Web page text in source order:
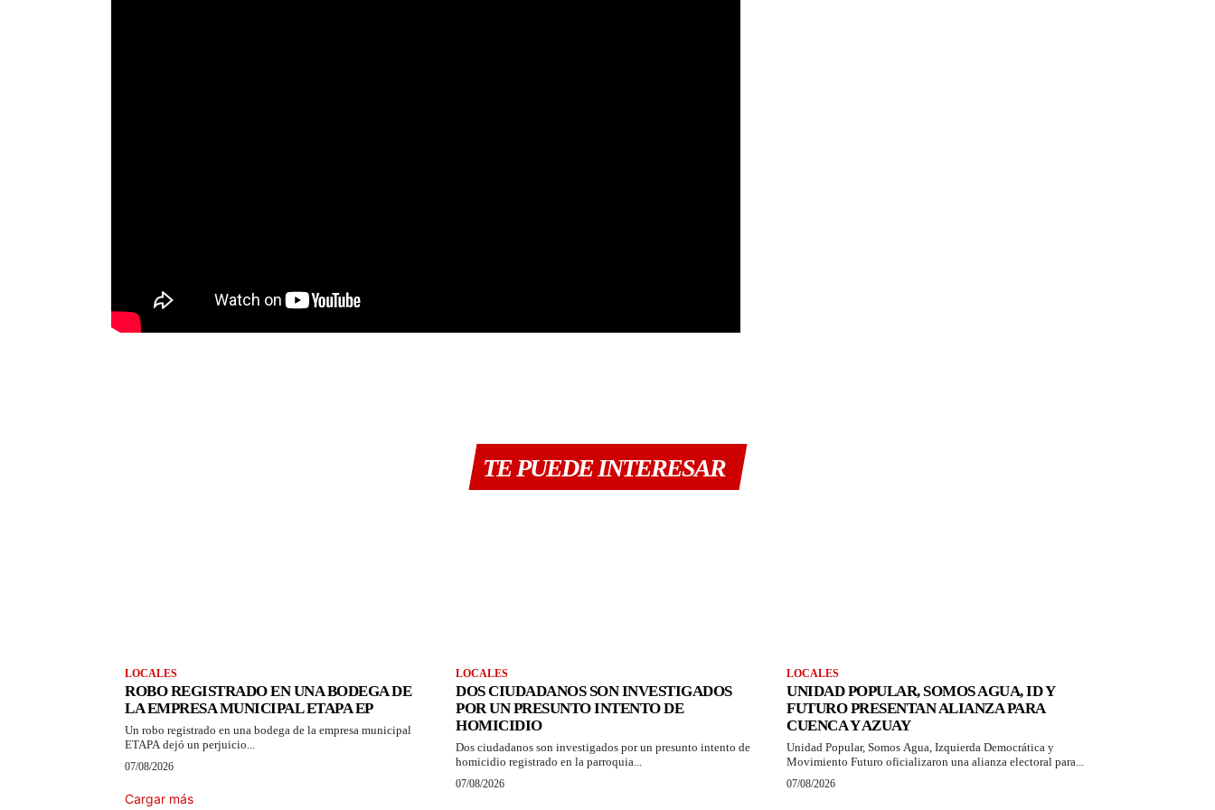
TE PUEDE INTERESAR
LOCALES
ROBO REGISTRADO EN UNA BODEGA DE
LA EMPRESA MUNICIPAL ETAPA EP
Un robo registrado en una bodega de la empresa municipal
ETAPA dejó un perjuicio...
07/08/2026
LOCALES
DOS CIUDADANOS SON INVESTIGADOS
POR UN PRESUNTO INTENTO DE
HOMICIDIO
Dos ciudadanos son investigados por un presunto intento de
homicidio registrado en la parroquia...
07/08/2026
LOCALES
UNIDAD POPULAR, SOMOS AGUA, ID Y
FUTURO PRESENTAN ALIANZA PARA
CUENCA Y AZUAY
Unidad Popular, Somos Agua, Izquierda Democrática y
Movimiento Futuro oficializaron una alianza electoral para...
07/08/2026
Cargar más